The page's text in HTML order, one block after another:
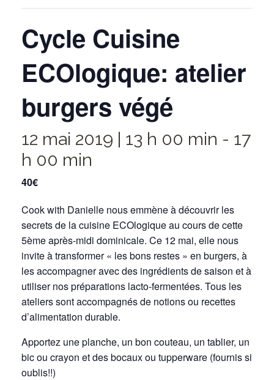
Cycle Cuisine
ECOlogique: atelier
burgers végé
12 mai 2019 | 13 h 00 min - 17
h 00 min
40€
Cook with Danielle nous emmène à découvrir les
secrets de la cuisine ECOlogique au cours de cette
5ème après-midi dominicale. Ce 12 mai, elle nous
invite à transformer « les bons restes » en burgers, à
les accompagner avec des ingrédients de saison et à
utiliser nos préparations lacto-fermentées. Tous les
ateliers sont accompagnés de notions ou recettes
d’alimentation durable.
Apportez une planche, un bon couteau, un tablier, un
bic ou crayon et des bocaux ou tupperware (fournis si
oublis!!)